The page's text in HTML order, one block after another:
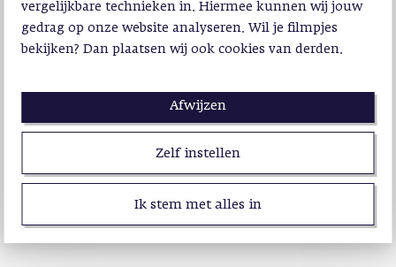
vergelijkbare technieken in. Hiermee kunnen wij jouw
gedrag op onze website analyseren. Wil je filmpjes
bekijken? Dan plaatsen wij ook cookies van derden.
Afwijzen
Zelf instellen
Ik stem met alles in